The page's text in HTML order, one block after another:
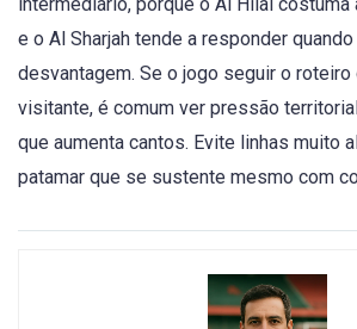
e o Al Sharjah tende a responder
desvantagem. Se o jogo seguir o
visitante, é comum ver pressão
que aumenta cantos. Evite linhas muito
patamar que se sustente mesmo com